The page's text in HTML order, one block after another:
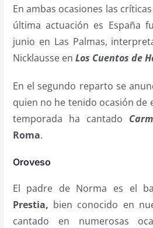
En ambas ocasiones las
última actuación es España
junio en Las Palmas,
Nicklausse en Los Cuentos de
En el segundo reparto se
quien no he tenido ocasión de
temporada ha cantado
Roma.
Oroveso
El padre de Norma es el
Prestia, bien conocido en
cantado en numerosas